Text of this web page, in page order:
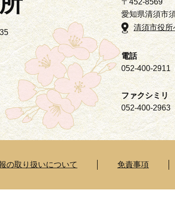
〒452-8569
愛知県清須市
清須市役所
電話
052-400-2911
ファクシミリ
052-400-2963
の取り扱いについて 免責事項